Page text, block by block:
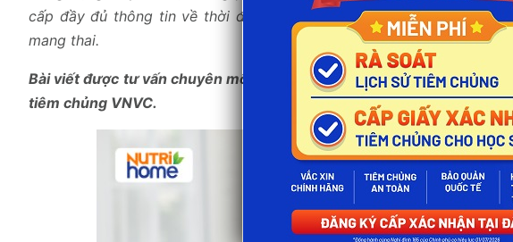
cấp đầy đủ thông tin về thời điểm tiêm, loại vắc xin và những lưu
mang thai.
Bài viết được tư vấn chuyên môn bởi BS.CKI Nguyễn Tiến Đạo–
tiêm chủng VNVC.